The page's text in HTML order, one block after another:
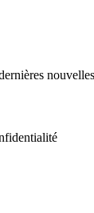
nouvelles